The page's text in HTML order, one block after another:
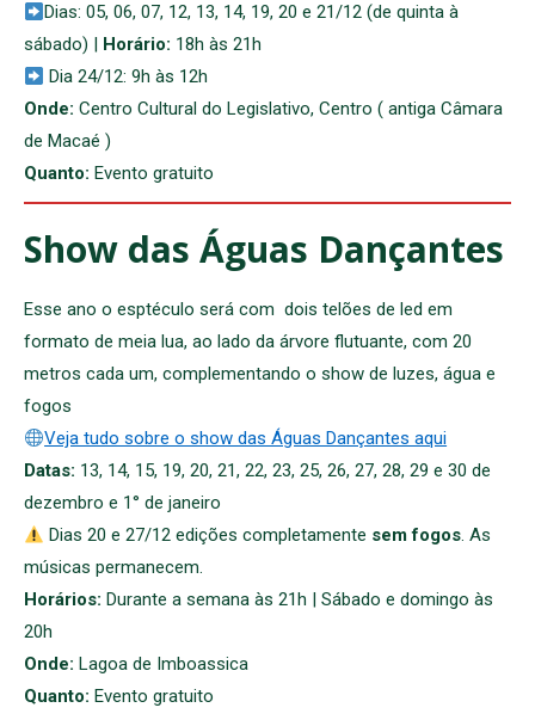
Dias: 05, 06, 07, 12, 13, 14, 19, 20 e 21/12 (de quinta à
sábado) |
Horário: 18h às 21h
Dia 24/12: 9h às 12h
Onde: Centro Cultural do Legislativo, Centro ( antiga Câmara
de Macaé )
Quanto: Evento gratuito
Show das Águas Dançantes
Esse ano o esptéculo será com dois telões de led em
formato de meia lua, ao lado da árvore flutuante, com 20
metros cada um, complementando o show de luzes, água e
fogos
Veja tudo sobre o show das Águas Dançantes aqui
Datas: 13, 14, 15, 19, 20, 21, 22, 23, 25, 26, 27, 28, 29 e 30 de
dezembro e 1° de janeiro
Dias 20 e 27/12 edições completamente sem fogos. As
músicas permanecem.
Horários: Durante a semana às 21h | Sábado e domingo às
20h
Onde: Lagoa de Imboassica
Quanto: Evento gratuito